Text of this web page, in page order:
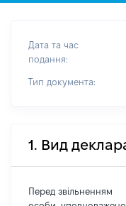
Дата та час
подання:
Тип документа:
1. Вид
Перед звільненням